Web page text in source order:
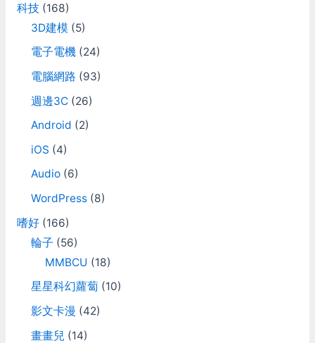
科技(168)
3D建模 (5)
電子電機(24)
電腦網路 (93)
週邊3C(26)
Android (2)
iOS (4)
Audio(6)
WordPress(8)
嗜好(166)
輪子 (56)
MMBCU (18)
星星科幻蘿蔔(10)
影文卡漫 (42)
畫畫兒 (14)